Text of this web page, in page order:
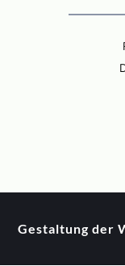
Gestaltung der